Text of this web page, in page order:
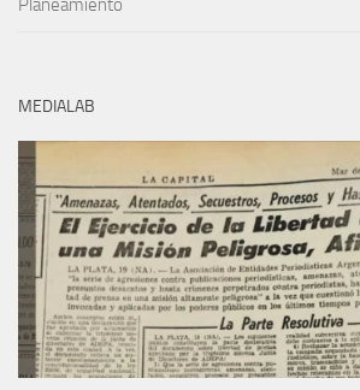
Planeamiento
MEDIALAB